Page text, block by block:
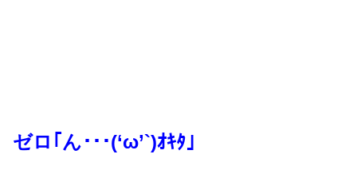
ゼロ｢ん･･･(‘ω’`)ｵｷﾀ｣